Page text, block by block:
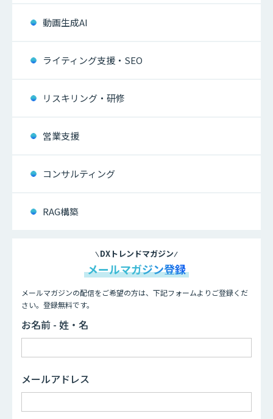
動画生成AI
ライティング支援・SEO
リスキリング・研修
営業支援
コンサルティング
RAG構築
DXトレンドマガジン
メールマガジン登録
メールマガジンの配信をご希望の方は、下記フォームよりご登録くだ
さい。登録無料です。
お名前 - 姓・名
メールアドレス